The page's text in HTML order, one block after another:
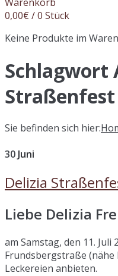
Warenkorb
0,00€ / 0 Stück
Keine Produkte im
Schlagwort
Straßenfest
Sie befinden sich hier:
30 Juni
Delizia
Liebe Delizia
am Samstag, den 11.
Frundsbergstraße
Leckereien anbieten.